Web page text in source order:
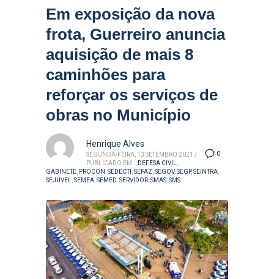
Em exposição da nova
frota, Guerreiro anuncia
aquisição de mais 8
caminhões para
reforçar os serviços de
obras no Município
0
Henrique Alves
SEGUNDA-FEIRA, 13 SETEMBRO 2021 /
PUBLICADO EM
DEFESA CIVIL
GABINETE PROCON SEDECTI SEFAZ SEGOV, SEGP,SEINTRA
SEJUVEL
SEMEA SEMED SERVIDOR SMAS SMS